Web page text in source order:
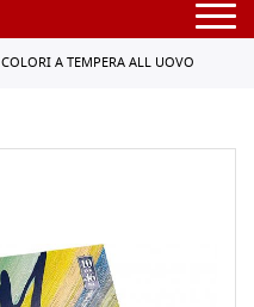
COLORI A TEMPERA ALL UOVO